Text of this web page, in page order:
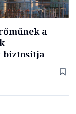
a
biztosítja